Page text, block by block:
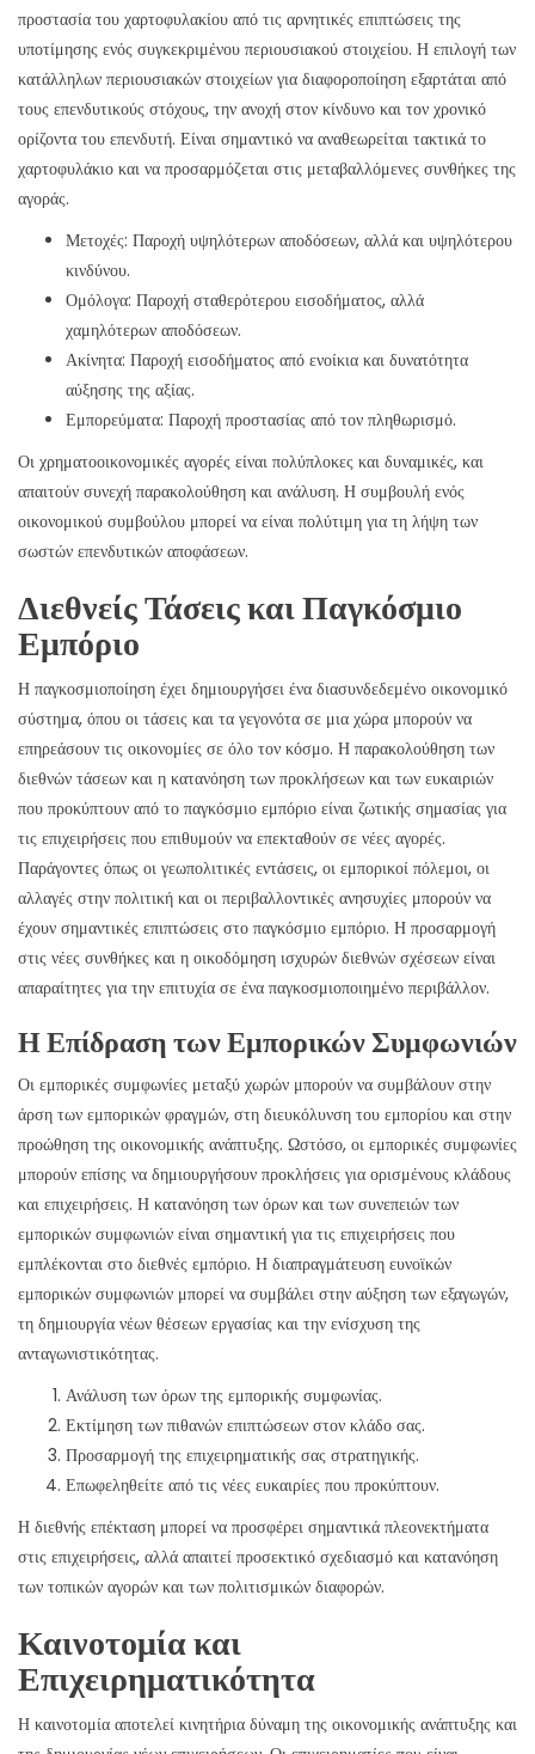
προστασία του χαρτοφυλακίου από τις αρνητικές επιπτώσεις της
υποτίμησης ενός συγκεκριμένου περιουσιακού στοιχείου. Η επιλογή των
κατάλληλων περιουσιακών στοιχείων για διαφοροποίηση εξαρτάται από
τους επενδυτικούς στόχους, την ανοχή στον κίνδυνο και τον χρονικό
ορίζοντα του επενδυτή. Είναι σημαντικό να αναθεωρείται τακτικά το
χαρτοφυλάκιο και να προσαρμόζεται στις μεταβαλλόμενες συνθήκες της
αγοράς.
Μετοχές: Παροχή υψηλότερων αποδόσεων, αλλά και υψηλότερου
κινδύνου.
Ομόλογα: Παροχή σταθερότερου εισοδήματος, αλλά
χαμηλότερων αποδόσεων.
Ακίνητα: Παροχή εισοδήματος από ενοίκια και δυνατότητα
αύξησης της αξίας.
Εμπορεύματα: Παροχή προστασίας από τον πληθωρισμό.
Οι χρηματοοικονομικές αγορές είναι πολύπλοκες και δυναμικές, και
απαιτούν συνεχή παρακολούθηση και ανάλυση. Η συμβουλή ενός
οικονομικού συμβούλου μπορεί να είναι πολύτιμη για τη λήψη των
σωστών επενδυτικών αποφάσεων.
Διεθνείς Τάσεις και Παγκόσμιο
Εμπόριο
Η παγκοσμιοποίηση έχει δημιουργήσει ένα διασυνδεδεμένο οικονομικό
σύστημα, όπου οι τάσεις και τα γεγονότα σε μια χώρα μπορούν να
επηρεάσουν τις οικονομίες σε όλο τον κόσμο. Η παρακολούθηση των
διεθνών τάσεων και η κατανόηση των προκλήσεων και των ευκαιριών
που προκύπτουν από το παγκόσμιο εμπόριο είναι ζωτικής σημασίας για
τις επιχειρήσεις που επιθυμούν να επεκταθούν σε νέες αγορές.
Παράγοντες όπως οι γεωπολιτικές εντάσεις, οι εμπορικοί πόλεμοι, οι
αλλαγές στην πολιτική και οι περιβαλλοντικές ανησυχίες μπορούν να
έχουν σημαντικές επιπτώσεις στο παγκόσμιο εμπόριο. Η προσαρμογή
στις νέες συνθήκες και η οικοδόμηση ισχυρών διεθνών σχέσεων είναι
απαραίτητες για την επιτυχία σε ένα παγκοσμιοποιημένο περιβάλλον.
Η Επίδραση των Εμπορικών Συμφωνιών
Οι εμπορικές συμφωνίες μεταξύ χωρών μπορούν να συμβάλουν στην
άρση των εμπορικών φραγμών, στη διευκόλυνση του εμπορίου και στην
προώθηση της οικονομικής ανάπτυξης. Ωστόσο, οι εμπορικές συμφωνίες
μπορούν επίσης να δημιουργήσουν προκλήσεις για ορισμένους κλάδους
και επιχειρήσεις. Η κατανόηση των όρων και των συνεπειών των
εμπορικών συμφωνιών είναι σημαντική για τις επιχειρήσεις που
εμπλέκονται στο διεθνές εμπόριο. Η διαπραγμάτευση ευνοϊκών
εμπορικών συμφωνιών μπορεί να συμβάλει στην αύξηση των εξαγωγών,
τη δημιουργία νέων θέσεων εργασίας και την ενίσχυση της
ανταγωνιστικότητας.
Ανάλυση των όρων της εμπορικής συμφωνίας.
Εκτίμηση των πιθανών επιπτώσεων στον κλάδο σας.
Προσαρμογή της επιχειρηματικής σας στρατηγικής.
Επωφεληθείτε από τις νέες ευκαιρίες που προκύπτουν.
Η διεθνής επέκταση μπορεί να προσφέρει σημαντικά πλεονεκτήματα
στις επιχειρήσεις, αλλά απαιτεί προσεκτικό σχεδιασμό και κατανόηση
των τοπικών αγορών και των πολιτισμικών διαφορών.
Καινοτομία και
Επιχειρηματικότητα
Η καινοτομία αποτελεί κινητήρια δύναμη της οικονομικής ανάπτυξης και